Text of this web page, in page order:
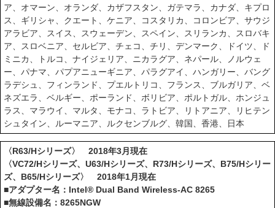
ア、オマーン、オランダ、カザフスタン、ガテマラ、カナダ、キプロ
ス、ギリシャ、クエート、ケニア、コスタリカ、コロンビア、サウジ
アラビア、スイス、スウェーデン、スペイン、スリランカ、スロバキ
ア、スロベニア、セルビア、チェコ、チリ、デンマーク、ドイツ、ド
ミニカ、トルコ、ナイジェリア、ニカラグア、ネパール、ノルウェ
ー、パナマ、パプアニューギニア、パラグアイ、ハンガリー、バング
ラデシュ、フィンランド、プエルトリコ、フランス、ブルガリア、ベ
ネズエラ、ベルギー、ポーランド、ボリビア、ポルトガル、ホンジュ
ラス、マラウイ、マルタ、モナコ、ラトビア、リトアニア、リヒテン
シュタイン、ルーマニア、ルクセンブルグ、韓国、香港、日本
〈R63/Hシリーズ〉 2018年3月現在
〈VC72/Hシリーズ、U63/Hシリーズ、R73/Hシリーズ、B75/Hシリー
ズ、B65/Hシリーズ〉 2018年1月現在
■アダプター名：Intel® Dual Band Wireless-AC 8265
■無線設備名：8265NGW